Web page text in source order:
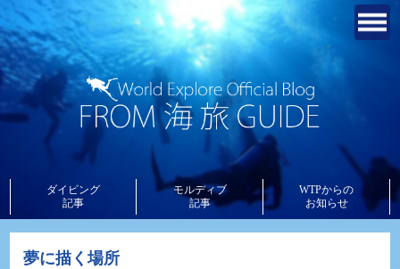
ダイビング
記事
モルディブ
記事
WTPからの
お知らせ
夢に描く場所